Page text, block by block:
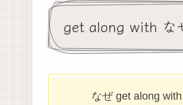
get along with な
なぜ get along with